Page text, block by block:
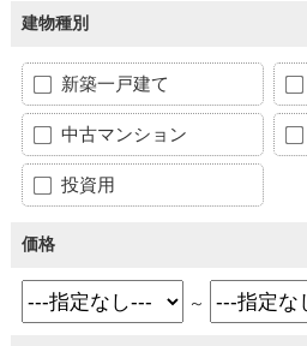
建物種別
新築一戸建て
中古マンション
投資用
価格
～